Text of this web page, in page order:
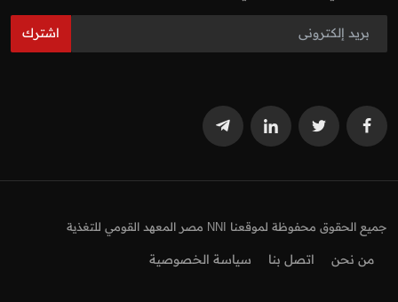
اشترك
جميع الحقوق محفوظة لموقعنا NNI مصر المعهد القومي للتغذية
من نحن اتصل بنا سياسة الخصوصية